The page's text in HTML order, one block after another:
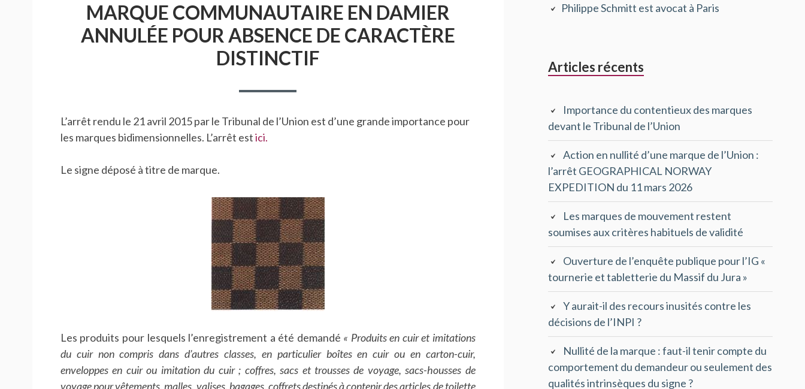
MARQUE COMMUNAUTAIRE EN DAMIER
ANNULÉE POUR ABSENCE DE CARACTÈRE
DISTINCTIF
L’arrêt rendu le 21 avril 2015 par le Tribunal de l’Union est d’une grande importance pour
les marques bidimensionnelles. L’arrêt estici.
Le signe déposé à titre de marque.
Les produits pour lesquels l’enregistrement a été demandé « Produits en cuir et imitations
du cuir non compris dans d’autres classes, en particulier boîtes en cuir ou en carton-cuir,
enveloppes en cuir ou imitation du cuir ; coffres, sacs et trousses de voyage, sacs-housses de
voyage pour vêtements, malles, valises, bagages, coffrets destinés à contenir des articles de toilette
principale
Philippe Schmitt est avocat à Paris
Articles récents
Importance du contentieux des marques
devant le Tribunal de l’Union
Action en nullité d’une marque de l’Union :
l’arrêt GEOGRAPHICAL NORWAY
EXPEDITION du 11 mars 2026
Les marques de mouvement restent
soumises aux critères habituels de validité
Ouverture de l’enquête publique pour l’IG «
tournerie et tabletterie du Massif du Jura »
Y aurait-il des recours inusités contre les
décisions de l’INPI ?
Nullité de la marque : faut-il tenir compte du
comportement du demandeur ou seulement des
qualités intrinsèques du signe ?